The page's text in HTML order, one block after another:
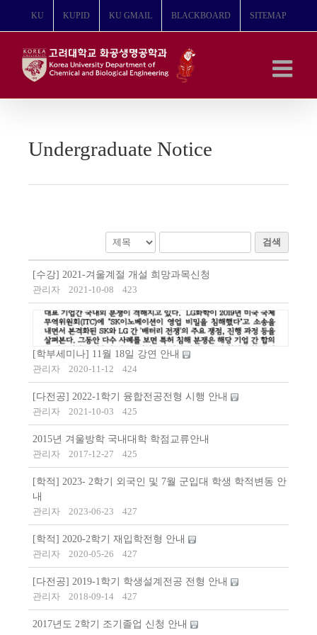
뛰
KU KUPID KU GMAIL BLACKBOARD SITEMAP
Undergraduate Notice
검색
[수강] 2021-겨울계절 개설 희망과목신청
관리자
2021-10-08 423
[학부세미나] 11월 18일 강연 안내
관리자
2020-11-12 424
[다전공] 2022-1학기 융합전공전형 시행 안내
관리자
2021-10-03 425
2015년 겨울방학 국내대학 학점교류안내
관리자
2017-12-27 425
[학적] 2023- 2학기 외국인 및 7월 군입대 학생 학적변동 안
내
관리자
2023-06-23 427
[학적] 2020-2학기 재입학전형 안내
관리자
2020-05-26 427
[다전공] 2019-1학기 학생설계전공 전형 안내
관리자
2018-09-14 427
2017년도 2학기 조기졸업 신청 안내